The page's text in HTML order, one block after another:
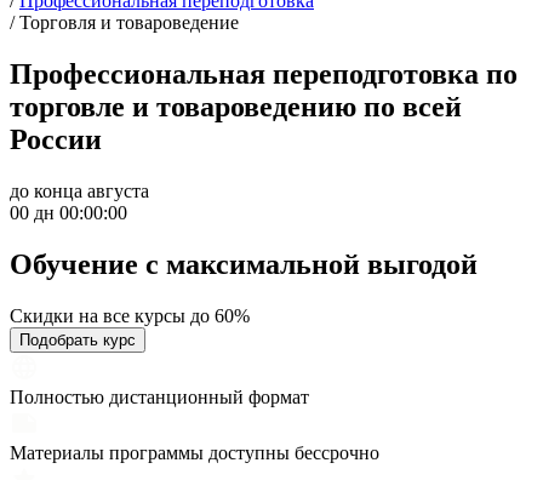
/ Торговля и товароведение
Профессиональная переподготовка по
торговле и товароведению по всей
России
до конца августа
00 дн 00:00:00
Обучение с максимальной выгодой
Скидки на все курсы до 60%
Подобрать курс
Полностью дистанционный формат
Материалы программы доступны бессрочно